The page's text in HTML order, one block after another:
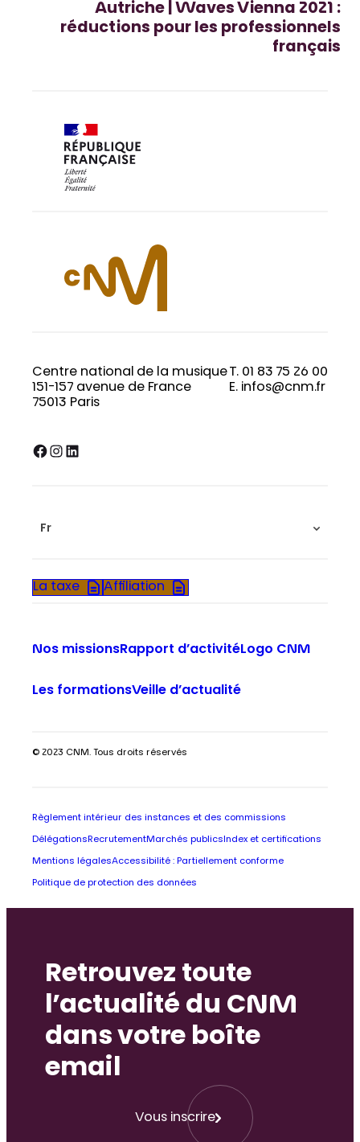
Autriche | Waves Vienna 2021 :
réductions pour les professionnels
français
Centre national de la musique
151-157 avenue de France
75013 Paris
T. 01 83 75 26 00
E. infos@cnm.fr
Facebook InstagramLinkedIn
Fr
La taxe Affiliation
Nos missionsRapport d’activitéLogo CNM
Les formationsVeille d’actualité
© 2023 CNM. Tous droits réservés
Règlement intérieur des instances et des commissions
DélégationsRecrutementMarchés publicsIndex et certifications
Mentions légalesAccessibilité : Partiellement conforme
Politique de protection des données
Retrouvez toute
l’actualité du CNM
dans votre boîte
email
Vous inscrire